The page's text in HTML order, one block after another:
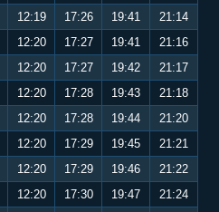
12:19 17:26 19:41
21:14
12:20 17:27 19:41
21:16
12:20 17:27 19:42
21:17
12:20 17:28 19:43
21:18
12:20 17:28 19:44
21:20
12:20 17:29 19:45
21:21
12:20 17:29 19:46
21:22
12:20 17:30 19:47
21:24